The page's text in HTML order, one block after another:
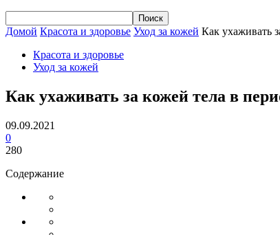
Домой Красота и здоровье Уход за кожей Как ухаживать
Красота и здоровье
Уход за кожей
Как ухаживать за кожей тела в
09.09.2021
0
280
Содержание